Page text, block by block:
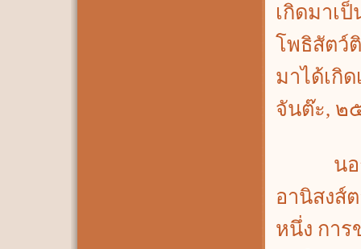
เกิดมาเ
โพธิสัตว์
มาได้เกิ
จันต๊ะ, ๒
นอกจ
อานิสงส์
หนึ่ง การ